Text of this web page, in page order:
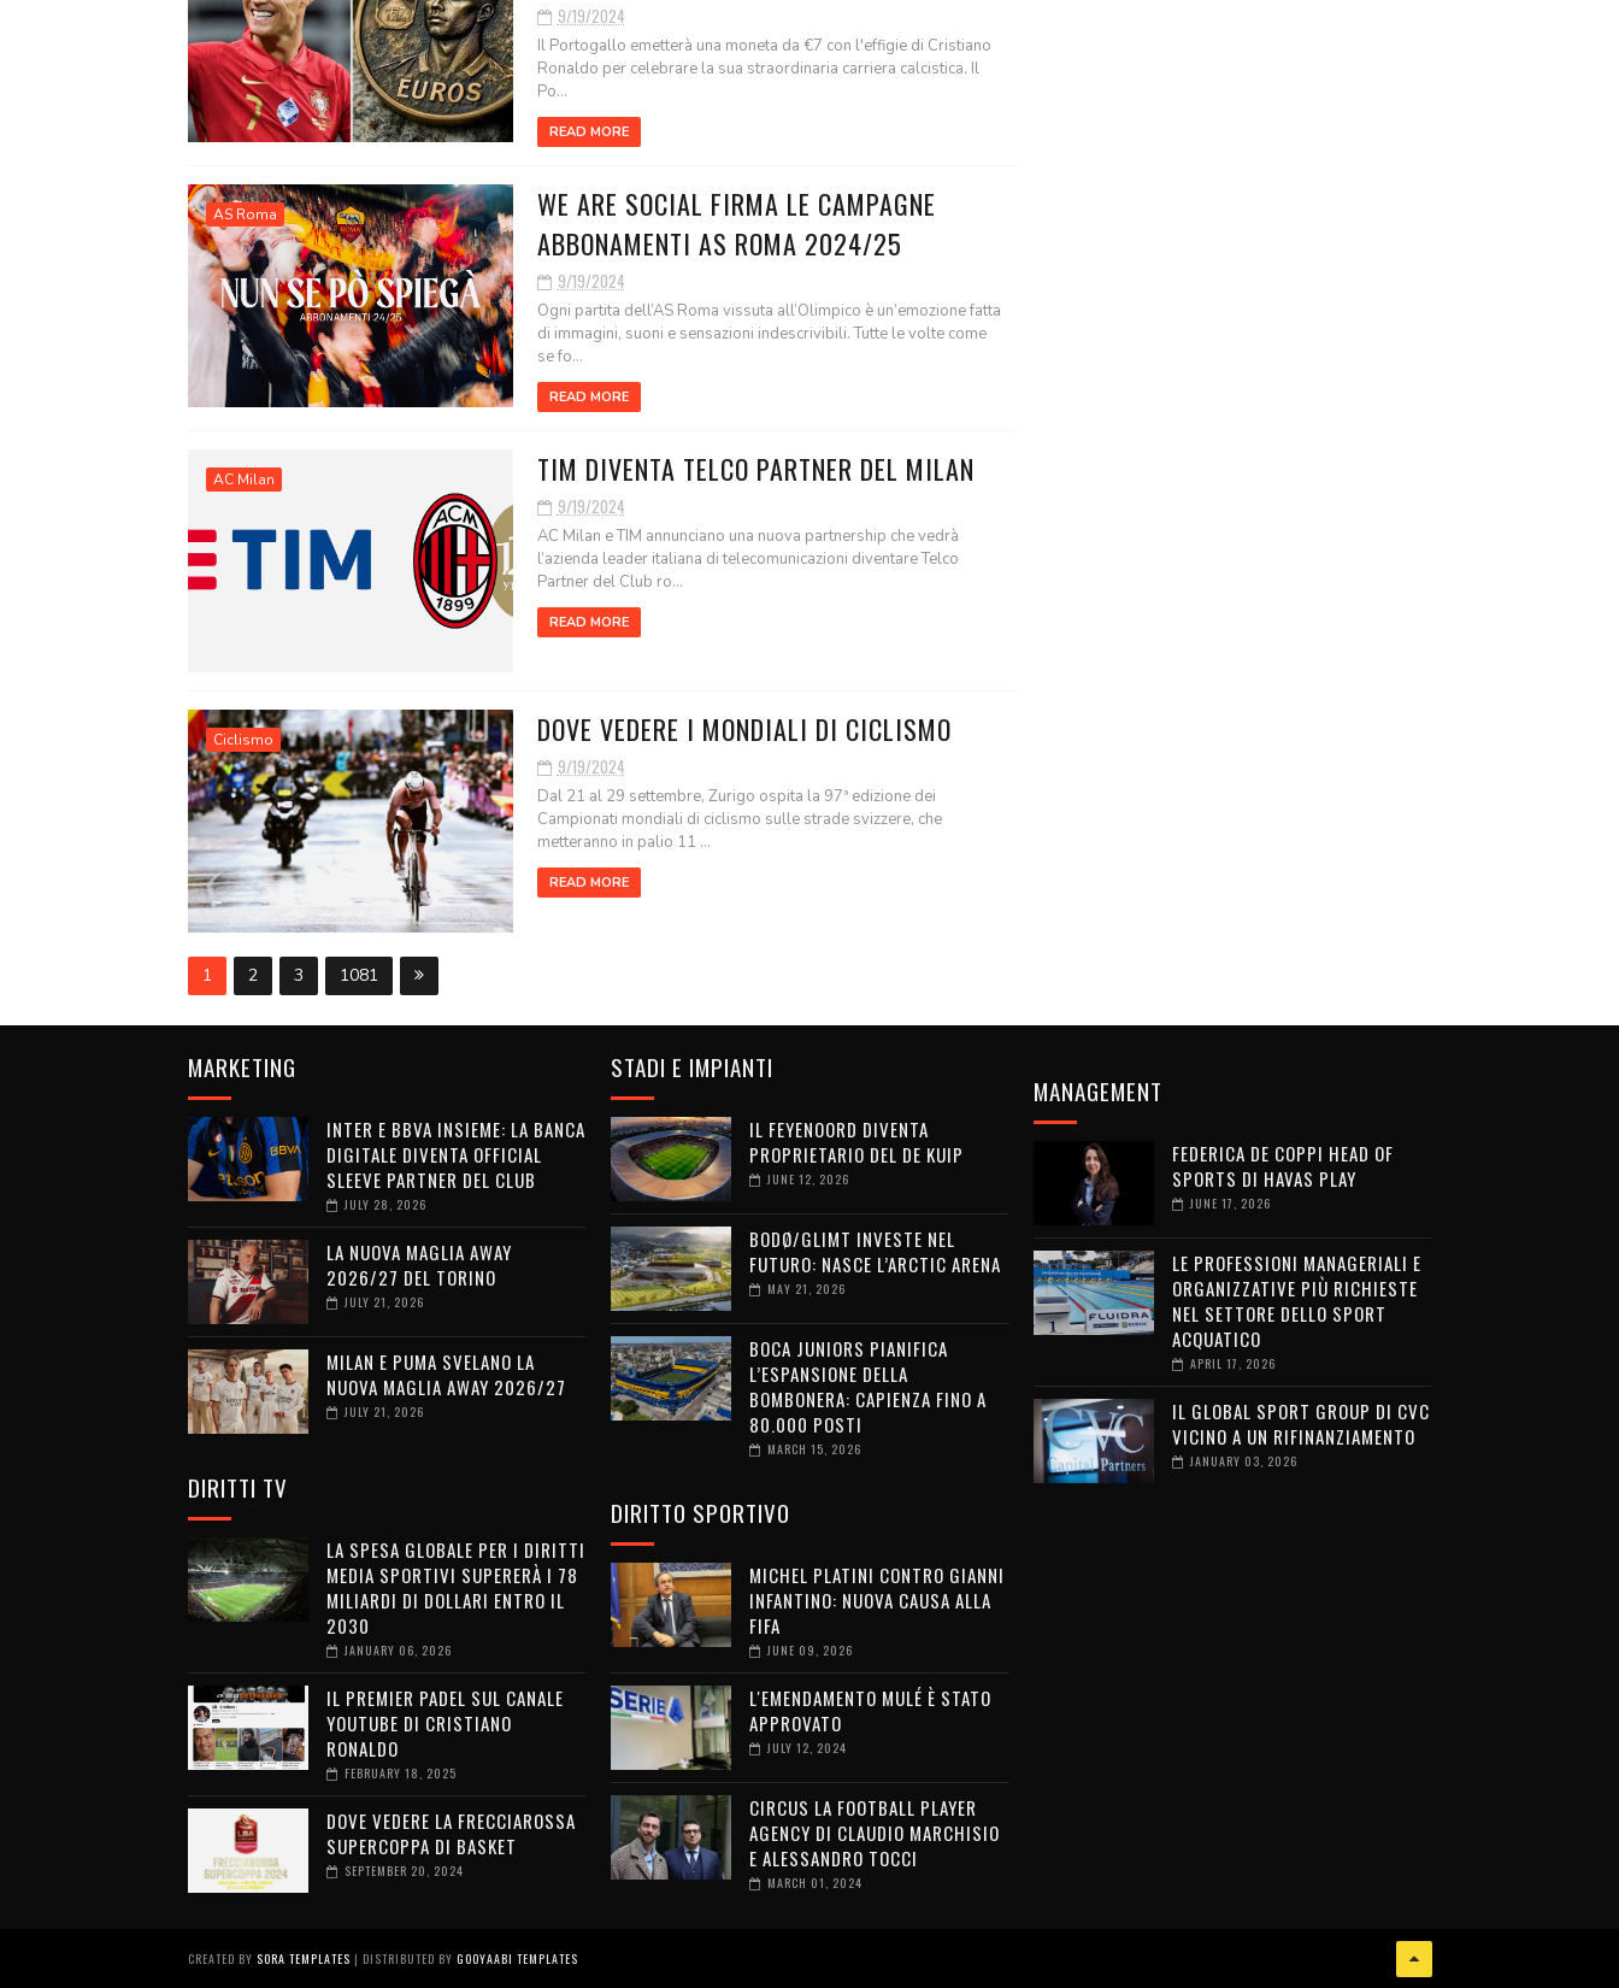
9/19/2024
Il Portogallo emetterà una moneta da €7 con l'effigie di Cristiano
Ronaldo per celebrare la sua straordinaria carriera calcistica. Il
Po...
READ MORE
AS Roma
WE ARE SOCIAL FIRMA LE CAMPAGNE
ABBONAMENTI AS ROMA 2024/25
9/19/2024
Ogni partita dell’AS Roma vissuta all’Olimpico è un’emozione fatta
di immagini, suoni e sensazioni indescrivibili. Tutte le volte come
se fo...
READ MORE
AC Milan TIM DIVENTA TELCO PARTNER DEL MILAN
9/19/2024
AC Milan e TIM annunciano una nuova partnership che vedrà
l’azienda leader italiana di telecomunicazioni diventare Telco
Partner del Club ro...
READ MORE
Ciclismo DOVE VEDERE I MONDIALI DI CICLISMO
9/19/2024
Dal 21 al 29 settembre, Zurigo ospita la 97ª edizione dei
Campionati mondiali di ciclismo sulle strade svizzere, che
metteranno in palio 11 ...
READ MORE
1 2 3 1081
MARKETING
INTER E BBVA INSIEME: LA BANCA
DIGITALE DIVENTA OFFICIAL
SLEEVE PARTNER DEL CLUB
JULY 28, 2026
LA NUOVA MAGLIA AWAY
2026/27 DEL TORINO
JULY 21, 2026
MILAN E PUMA SVELANO LA
NUOVA MAGLIA AWAY 2026/27
JULY 21, 2026
DIRITTI TV
LA SPESA GLOBALE PER I DIRITTI
MEDIA SPORTIVI SUPERERÀ I 78
MILIARDI DI DOLLARI ENTRO IL
2030
JANUARY 06, 2026
IL PREMIER PADEL SUL CANALE
YOUTUBE DI CRISTIANO
RONALDO
FEBRUARY 18, 2025
DOVE VEDERE LA FRECCIAROSSA
SUPERCOPPA DI BASKET
SEPTEMBER 20, 2024
STADI E IMPIANTI
IL FEYENOORD DIVENTA
PROPRIETARIO DEL DE KUIP
JUNE 12, 2026
BODØ/GLIMT INVESTE NEL
FUTURO: NASCE L’ARCTIC ARENA
MAY 21, 2026
BOCA JUNIORS PIANIFICA
L’ESPANSIONE DELLA
BOMBONERA: CAPIENZA FINO A
80.000 POSTI
MARCH 15, 2026
DIRITTO SPORTIVO
MICHEL PLATINI CONTRO GIANNI
INFANTINO: NUOVA CAUSA ALLA
FIFA
JUNE 09, 2026
L'EMENDAMENTO MULÉ È STATO
APPROVATO
JULY 12, 2024
CIRCUS LA FOOTBALL PLAYER
AGENCY DI CLAUDIO MARCHISIO
E ALESSANDRO TOCCI
MARCH 01, 2024
MANAGEMENT
FEDERICA DE COPPI HEAD OF
SPORTS DI HAVAS PLAY
JUNE 17, 2026
LE PROFESSIONI MANAGERIALI E
ORGANIZZATIVE PIÙ RICHIESTE
NEL SETTORE DELLO SPORT
ACQUATICO
APRIL 17, 2026
IL GLOBAL SPORT GROUP DI CVC
VICINO A UN RIFINANZIAMENTO
JANUARY 03, 2026
CREATED BY SORA TEMPLATES | DISTRIBUTED BY GOOYAABI TEMPLATES